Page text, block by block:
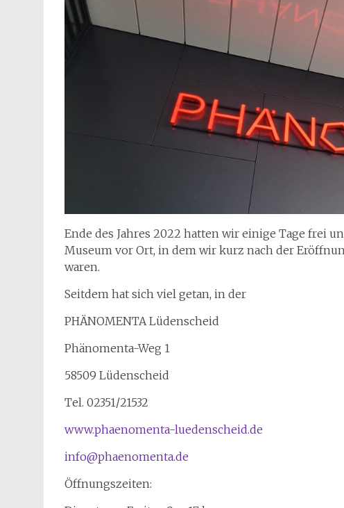
Ende des Jahres 2022 hatten wir einige Tage frei
Museum vor Ort, in dem wir kurz nach der
waren.
Seitdem hat sich viel getan, in der
PHÄNOMENTA Lüdenscheid
Phänomenta-Weg 1
58509 Lüdenscheid
Tel. 02351/21532
www.phaenomenta-luedenscheid.de
info@phaenomenta.de
Öffnungszeiten: